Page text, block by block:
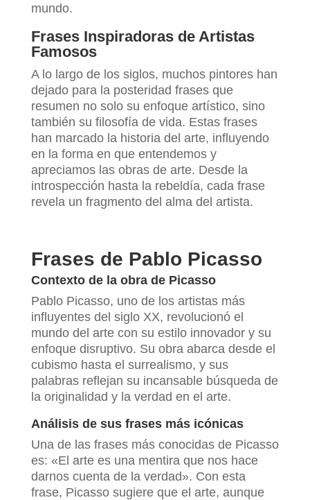
mundo.
Frases Inspiradoras de Artistas
Famosos
A lo largo de los siglos, muchos pintores han
dejado para la posteridad frases que
resumen no solo su enfoque artístico, sino
también su filosofía de vida. Estas frases
han marcado la historia del arte, influyendo
en la forma en que entendemos y
apreciamos las obras de arte. Desde la
introspección hasta la rebeldía, cada frase
revela un fragmento del alma del artista.
Frases de Pablo Picasso
Contexto de la obra de Picasso
Pablo Picasso, uno de los artistas más
influyentes del siglo XX, revolucionó el
mundo del arte con su estilo innovador y su
enfoque disruptivo. Su obra abarca desde el
cubismo hasta el surrealismo, y sus
palabras reflejan su incansable búsqueda de
la originalidad y la verdad en el arte.
Análisis de sus frases más icónicas
Una de las frases más conocidas de Picasso
es: «El arte es una mentira que nos hace
darnos cuenta de la verdad». Con esta
frase, Picasso sugiere que el arte, aunque